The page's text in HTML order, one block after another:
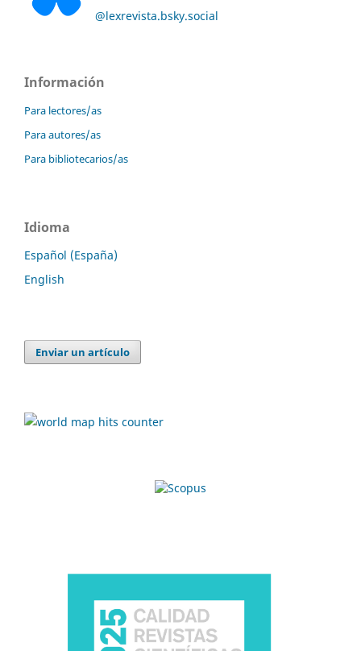
@lexrevista.bsky.social
Información
Para lectores/as
Para autores/as
Para bibliotecarios/as
Idioma
Español (España)
English
Enviar un artículo